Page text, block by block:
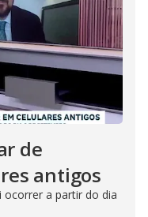
de
antigos
ocorrer a partir do dia